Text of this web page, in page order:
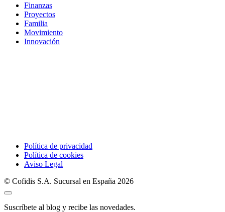
Finanzas
Proyectos
Familia
Movimiento
Innovación
Política de privacidad
Política de cookies
Aviso Legal
© Cofidis S.A. Sucursal en España 2026
Suscríbete al blog y recibe las novedades.